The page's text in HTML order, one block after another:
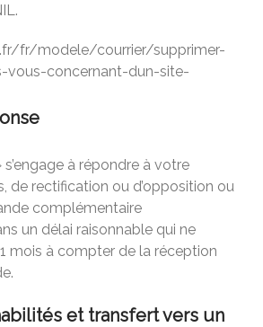
fr/modele/courrier/supprimer-
vous-concernant-dun-site-
à répondre à votre
de rectification ou d’opposition ou
complémentaire
un délai raisonnable qui ne
mois à compter de la réception
et transfert vers un